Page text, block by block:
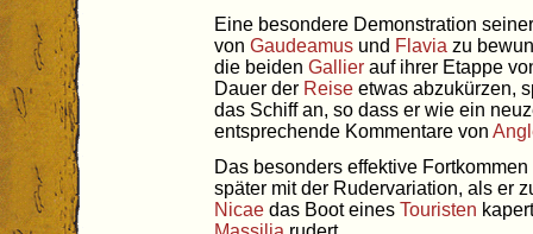
Eine besondere Demonstration
von Gaudeamus und Flavia zu
die beiden Gallier auf ihrer Etappe
Dauer der Reise etwas abzukürzen,
das Schiff an, so dass er wie ein
entsprechende Kommentare von
Das besonders effektive
später mit der Rudervariation, als er
Nicae das Boot eines Touristen